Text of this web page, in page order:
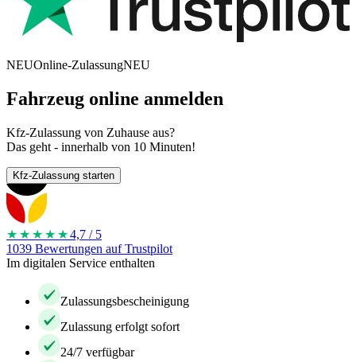
NEUOnline-ZulassungNEU
Fahrzeug online anmelden
Kfz-Zulassung von Zuhause aus?
Das geht - innerhalb von 10 Minuten!
Kfz-Zulassung starten
★★★★ ★4,7 / 5
1039 Bewertungen auf Trustpilot
Im digitalen Service enthalten
Zulassungsbescheinigung
Zulassung erfolgt sofort
24/7 verfügbar